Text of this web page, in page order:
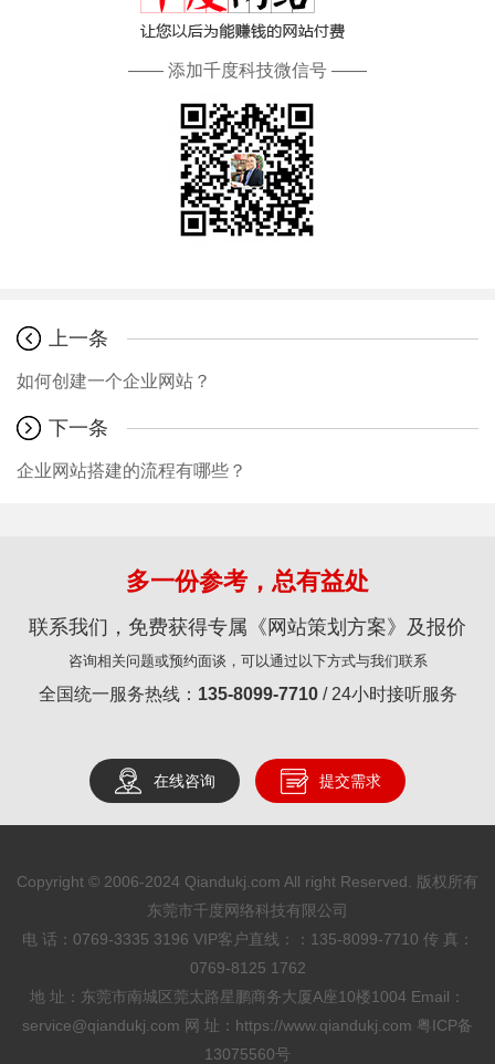
—— 添加千度科技微信号 ——
上一条
如何创建一个企业网站？
下一条
企业网站搭建的流程有哪些？
多一份参考，总有益处
联系我们，免费获得专属《网站策划方案》及报价
咨询相关问题或预约面谈，可以通过以下方式与我们联系
全国统一服务热线： 135-8099-7710/ 24小时接听服务
在线咨询 提交需求
Copyright © 2006-2024 Qiandukj.com All right Reserved. 版权所有
东莞市千度网络科技有限公司
电 话：0769-3335 3196 VIP客户直线：：135-8099-7710 传 真：
0769-8125 1762
地 址：东莞市南城区莞太路星鹏商务大厦A座10楼1004 Email：
service@qiandukj.com 网 址：https://www.qiandukj.com 粤ICP备
13075560号